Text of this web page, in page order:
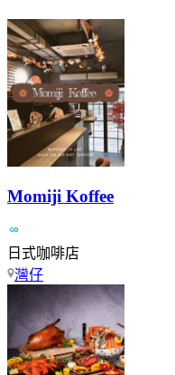
Momiji Koffee
日式咖啡店
灣仔